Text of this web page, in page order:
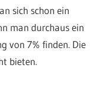
sich schon ein
man durchaus ein
von 7% finden. Die
bieten.